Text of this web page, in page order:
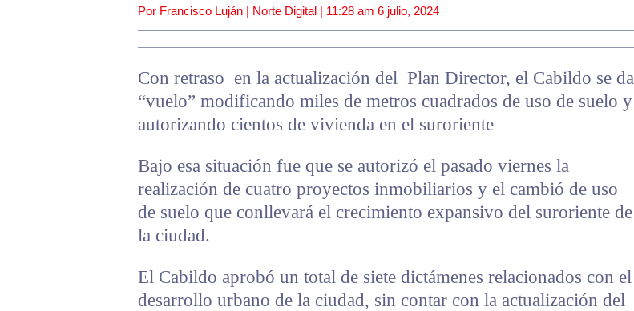
Por Francisco Luján | Norte Digital | 11:28 am 6 julio, 2024
Con retraso en la actualización del Plan Director, el Cabildo se da
“vuelo” modificando miles de metros cuadrados de uso de suelo y
autorizando cientos de vivienda en el suroriente
Bajo esa situación fue que se autorizó el pasado viernes la
realización de cuatro proyectos inmobiliarios y el cambió de uso
de suelo que conllevará el crecimiento expansivo del suroriente de
la ciudad.
El Cabildo aprobó un total de siete dictámenes relacionados con el
desarrollo urbano de la ciudad, sin contar con la actualización del